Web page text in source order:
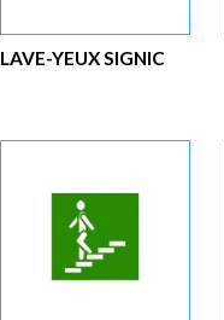
LAVE-YEUX SIGNIC